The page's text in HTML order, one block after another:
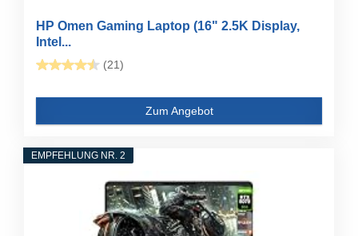
HP Omen Gaming Laptop (16" 2.5K Display,
Intel...
(21)
Zum Angebot
EMPFEHLUNG NR. 2